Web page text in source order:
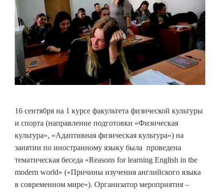
16 сентября на 1 курсе факультета физической культуры
и спорта (направление подготовки «Физическая
культура», «Адаптивная физическая культура») на
занятии по иностранному языку была проведена
тематическая беседа «Reasons for learning English in the
modern world» («Причины изучения английского языка
в современном мире»). Организатор мероприятия –